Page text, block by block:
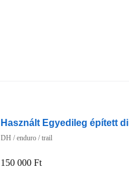
Használt Egyedileg épített
DH / enduro / trail
150 000 Ft